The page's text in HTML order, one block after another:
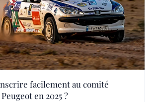
facilement au comité
en 2025 ?